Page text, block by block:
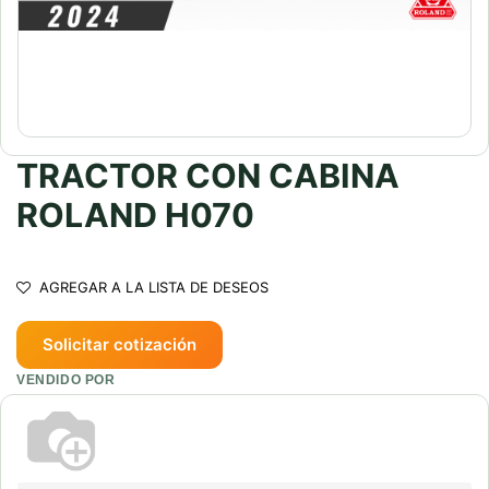
TRACTOR CON CABINA
ROLAND H070
AGREGAR A LA LISTA DE DESEOS
Solicitar cotización
VENDIDO POR